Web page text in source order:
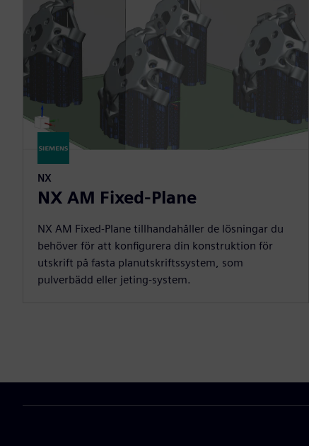
NX
NX AM Fixed-Plane
NX AM Fixed-Plane tillhandahåller de lösningar du
behöver för att konfigurera din konstruktion för
utskrift på fasta planutskriftssystem, som
pulverbädd eller jeting-system.